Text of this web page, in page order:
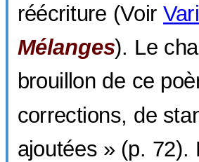
réécriture (Voir
Mélanges). Le
brouillon de ce
corrections, de
ajoutées » (p. 72).